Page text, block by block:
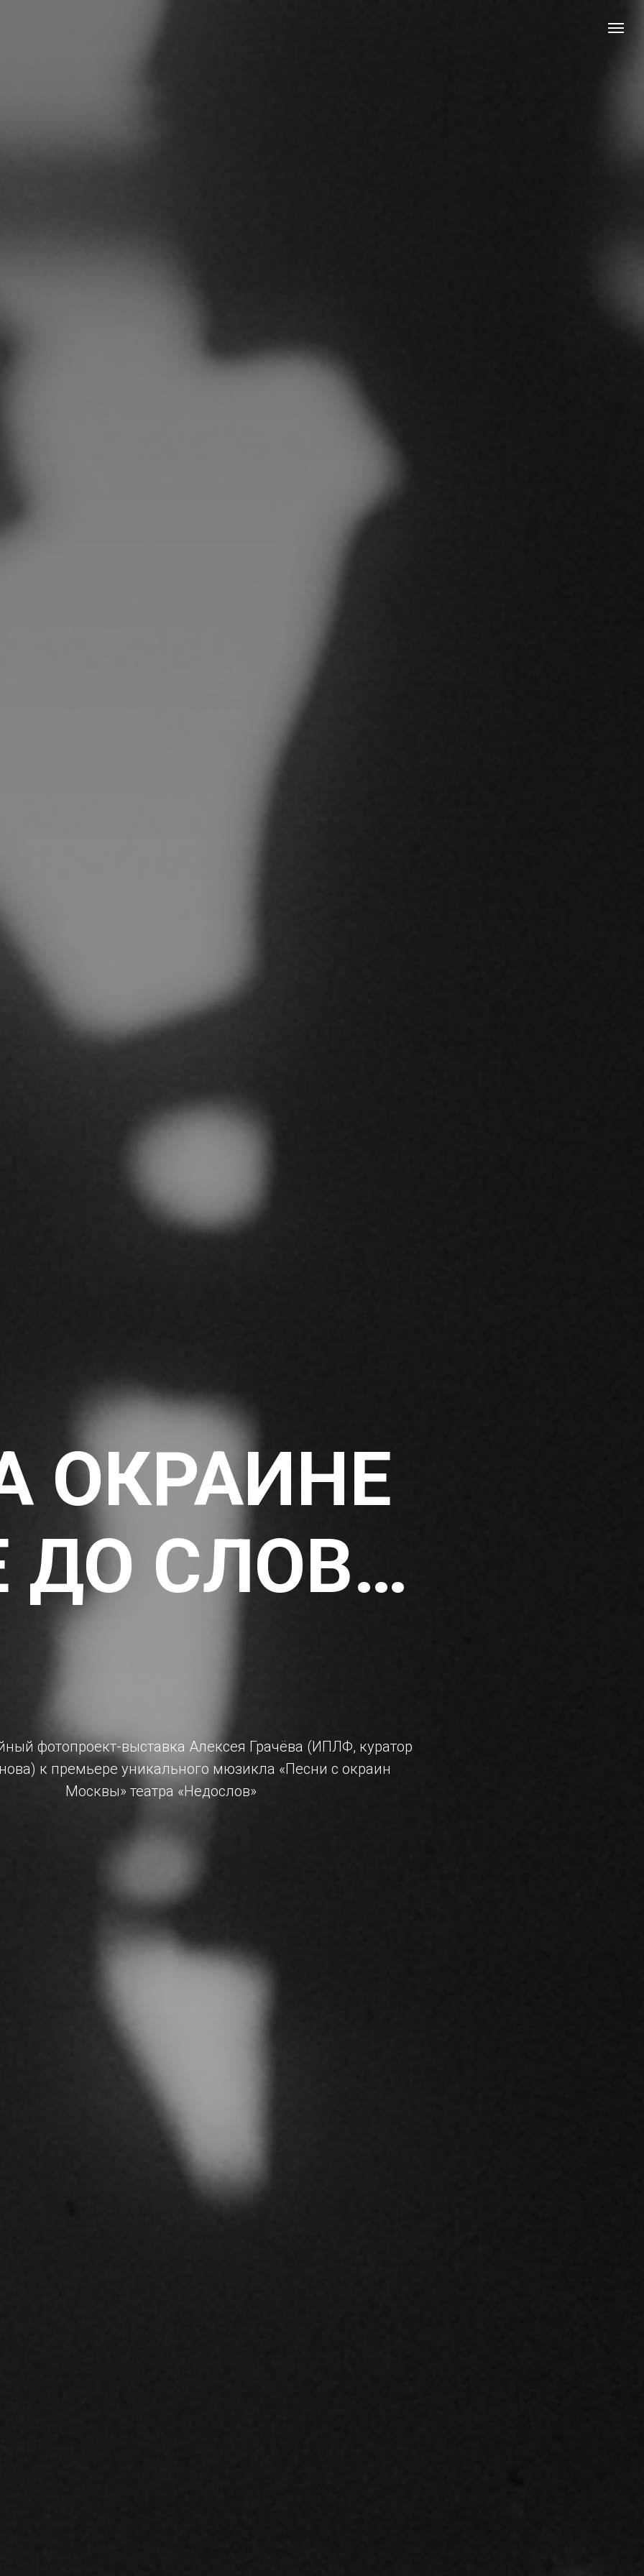
ОКРАИНЕ
ДО СЛОВ…
фотопроект-выставка Алексея Грачёва (ИПЛФ, куратор
к премьере уникального мюзикла «Песни с окраин
Москвы» театра «Недослов»